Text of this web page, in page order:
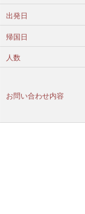
出発日
帰国日
人数
お問い合わせ内容